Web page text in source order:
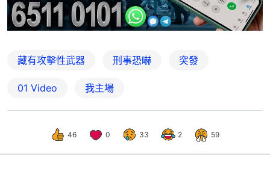
藏有攻擊性武器 刑事恐嚇 突發
01 Video 我主場
46 0 33 2 59